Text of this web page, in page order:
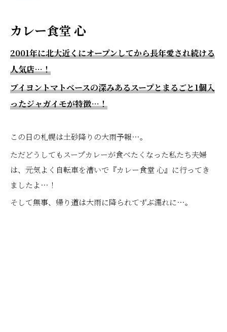
カレー食堂 心
2001年に北大近くにオープンしてから長年愛され続ける
人気店…！
ブイヨントマトベースの深みあるスープとまるごと1個入
ったジャガイモが特徴…！
この日の札幌は土砂降りの大雨予報…。
ただどうしてもスープカレーが食べたくなった私たち夫婦
は、元気よく自転車を漕いで『カレー食堂 心』に行ってき
ましたよ…！
そして無事、帰り道は大雨に降られてずぶ濡れに…。